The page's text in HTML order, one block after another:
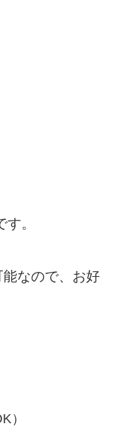
。
なので、お好
）